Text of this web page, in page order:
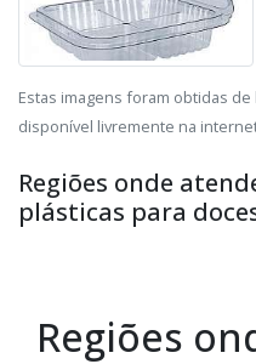
Estas imagens foram obtidas
disponível livremente na
Regiões onde
plásticas para
Regiões